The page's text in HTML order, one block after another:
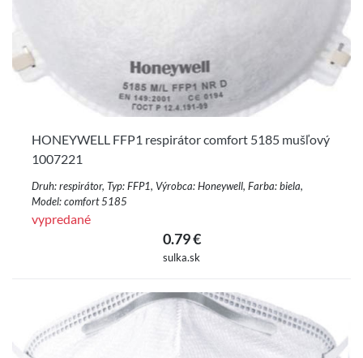
HONEYWELL FFP1 respirátor comfort 5185 mušľový
1007221
Druh: respirátor, Typ: FFP1, Výrobca: Honeywell, Farba: biela,
Model: comfort 5185
vypredané
0.79 €
sulka.sk